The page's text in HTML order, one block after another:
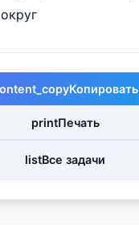
Копировать
printПечать
listВсе задачи